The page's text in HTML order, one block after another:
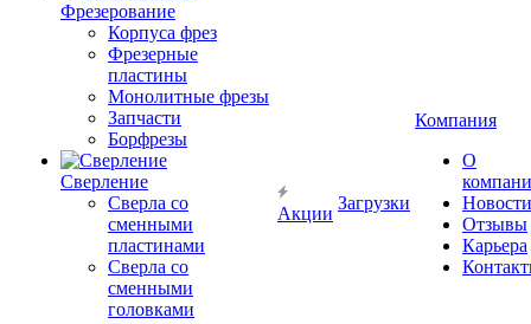
Фрезерование
Корпуса фрез
Фрезерные
пластины
Монолитные фрезы
Запчасти
Борфрезы
Сверление
Сверла со
сменными
пластинами
Сверла со
сменными
головками
Акции
Загрузки
Компания
О
Новости
Отзывы
Карьера